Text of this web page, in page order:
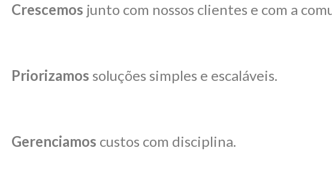
Crescemos junto com nossos clientes e com a
Priorizamos soluções simples e escaláveis.
Gerenciamos custos com disciplina.